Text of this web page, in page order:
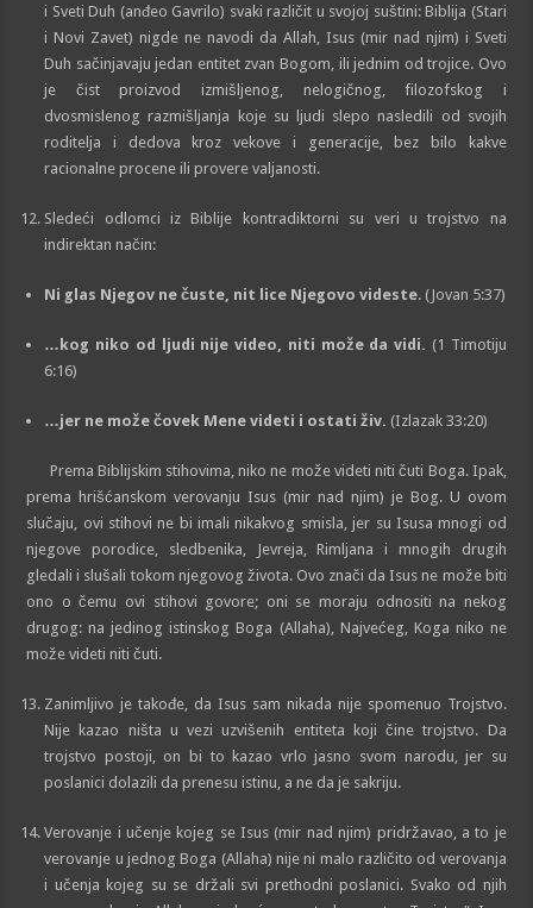
i Sveti Duh (anđeo Gavrilo) svaki različit u svojoj suštini: Biblija (Stari
i Novi Zavet) nigde ne navodi da Allah, Isus (mir nad njim) i Sveti
Duh sačinjavaju jedan entitet zvan Bogom, ili jednim od trojice. Ovo
je čist proizvod izmišljenog, nelogičnog, filozofskog i
dvosmislenog razmišljanja koje su ljudi slepo nasledili od svojih
roditelja i dedova kroz vekove i generacije, bez bilo kakve
racionalne procene ili provere valjanosti.
Sledeći odlomci iz Biblije kontradiktorni su veri u trojstvo na
indirektan način:
Ni glas Njegov ne čuste, nit lice Njegovo videste. (Jovan 5:37)
…kog niko od ljudi nije video, niti može da vidi. (1 Timotiju
6:16)
…jer ne može čovek Mene videti i ostati živ. (Izlazak 33:20)
Prema Biblijskim stihovima, niko ne može videti niti čuti Boga. Ipak,
prema hrišćanskom verovanju Isus (mir nad njim) je Bog. U ovom
slučaju, ovi stihovi ne bi imali nikakvog smisla, jer su Isusa mnogi od
njegove porodice, sledbenika, Jevreja, Rimljana i mnogih drugih
gledali i slušali tokom njegovog života. Ovo znači da Isus ne može biti
ono o čemu ovi stihovi govore; oni se moraju odnositi na nekog
drugog: na jedinog istinskog Boga (Allaha), Najvećeg, Koga niko ne
može videti niti čuti.
Zanimljivo je takođe, da Isus sam nikada nije spomenuo Trojstvo.
Nije kazao ništa u vezi uzvišenih entiteta koji čine trojstvo. Da
trojstvo postoji, on bi to kazao vrlo jasno svom narodu, jer su
poslanici dolazili da prenesu istinu, a ne da je sakriju.
Verovanje i učenje kojeg se Isus (mir nad njim) pridržavao, a to je
verovanje u jednog Boga (Allaha) nije ni malo različito od verovanja
i učenja kojeg su se držali svi prethodni poslanici. Svako od njih